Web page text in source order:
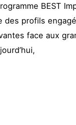
BEST
des profils
face aux